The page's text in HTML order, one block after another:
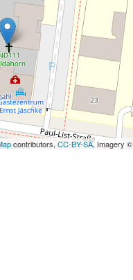
contributors,CC-BY-SA, Imagery ©